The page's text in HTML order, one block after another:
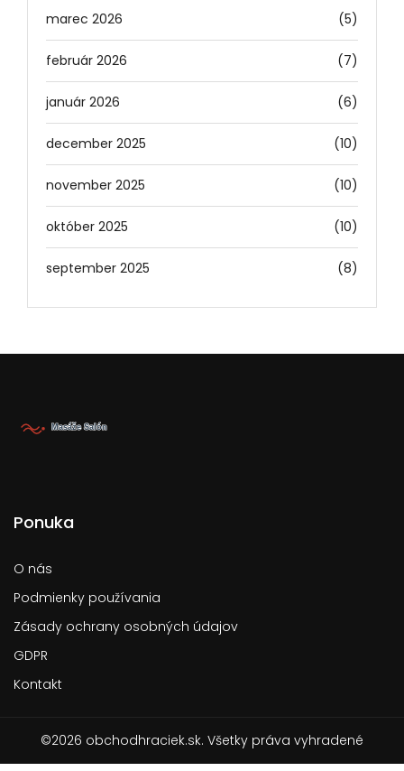
marec 2026 (5)
február 2026 (7)
január 2026 (6)
december 2025 (10)
november 2025 (10)
október 2025 (10)
september 2025 (8)
Ponuka
O nás
Podmienky používania
Zásady ochrany osobných údajov
GDPR
Kontakt
©2026 obchodhraciek.sk. Všetky práva vyhradené